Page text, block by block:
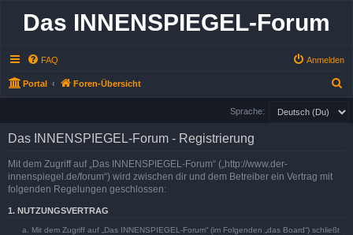
Das INNENSPIEGEL-Forum
FAQ Anmelden
Portal Foren-Übersicht
Sprache:
Das INNENSPIEGEL-Forum - Registrierung
Mit dem Zugriff auf „Das INNENSPIEGEL-Forum“ („http://www.der-
innenspiegel.de/forum“) wird zwischen dir und dem Betreiber ein Vertrag mit
folgenden Regelungen geschlossen:
1. NUTZUNGSVERTRAG
Mit dem Zugriff auf „Das INNENSPIEGEL-Forum“ (im Folgenden „das Board“) schließt